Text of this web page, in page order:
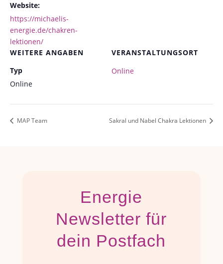
Website:
https://michaelis-
energie.de/chakren-
lektionen/
VERANSTALTUNGSORT
Online
WEITERE ANGABEN
Typ
Online
MAP Team Sakral und Nabel Chakra Lektionen
Energie
Newsletter für
dein Postfach